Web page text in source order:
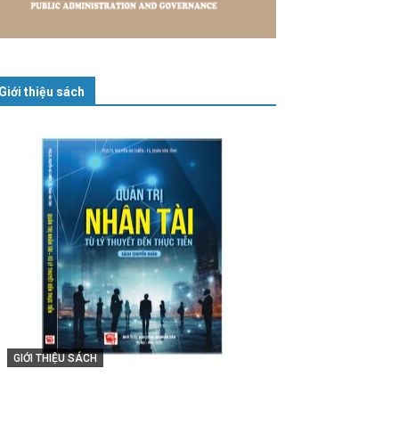
Giới thiệu sách
GIỚI THIỆU SÁCH
Cuốn sách “Tuyệt đối trung thành
với Tổ quốc, với Đảng, Nhà nước và